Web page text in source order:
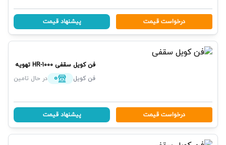
درخواست قیمت پیشنهاد قیمت
فن کویل سقفی HR-1000 تهویه
فن کویل
0 در حال تامین
درخواست قیمت پیشنهاد قیمت